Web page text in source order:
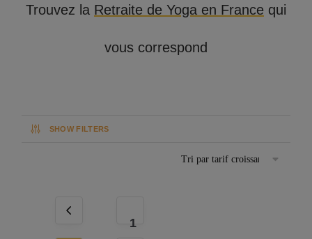
Trouvez la Retraite de Yoga en France qui
vous correspond
SHOW FILTERS
1